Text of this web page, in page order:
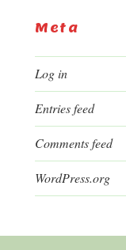
Meta
Log in
Entries feed
Comments feed
WordPress.org